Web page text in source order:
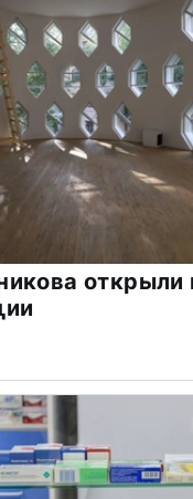
открыли